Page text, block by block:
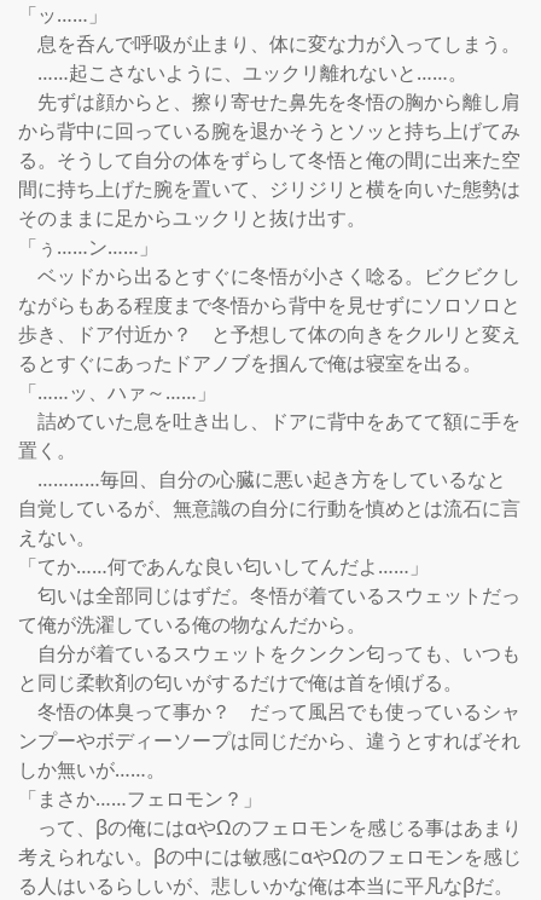
「ッ……」
息を呑んで呼吸が止まり、体に変な力が入ってしまう。
……起こさないように、ユックリ離れないと……。
先ずは顔からと、擦り寄せた鼻先を冬悟の胸から離し肩
から背中に回っている腕を退かそうとソッと持ち上げてみ
る。そうして自分の体をずらして冬悟と俺の間に出来た空
間に持ち上げた腕を置いて、ジリジリと横を向いた態勢は
そのままに足からユックリと抜け出す。
「ぅ……ン……」
ベッドから出るとすぐに冬悟が小さく唸る。ビクビクし
ながらもある程度まで冬悟から背中を見せずにソロソロと
歩き、ドア付近か？　と予想して体の向きをクルリと変え
るとすぐにあったドアノブを掴んで俺は寝室を出る。
「……ッ、ハァ～……」
詰めていた息を吐き出し、ドアに背中をあてて額に手を
置く。
…………毎回、自分の心臓に悪い起き方をしているなと
自覚しているが、無意識の自分に行動を慎めとは流石に言
えない。
「てか……何であんな良い匂いしてんだよ……」
匂いは全部同じはずだ。冬悟が着ているスウェットだっ
て俺が洗濯している俺の物なんだから。
自分が着ているスウェットをクンクン匂っても、いつも
と同じ柔軟剤の匂いがするだけで俺は首を傾げる。
冬悟の体臭って事か？　だって風呂でも使っているシャ
ンプーやボディーソープは同じだから、違うとすればそれ
しか無いが……。
「まさか……フェロモン？」
って、βの俺にはαやΩのフェロモンを感じる事はあまり
考えられない。βの中には敏感にαやΩのフェロモンを感じ
る人はいるらしいが、悲しいかな俺は本当に平凡なβだ。